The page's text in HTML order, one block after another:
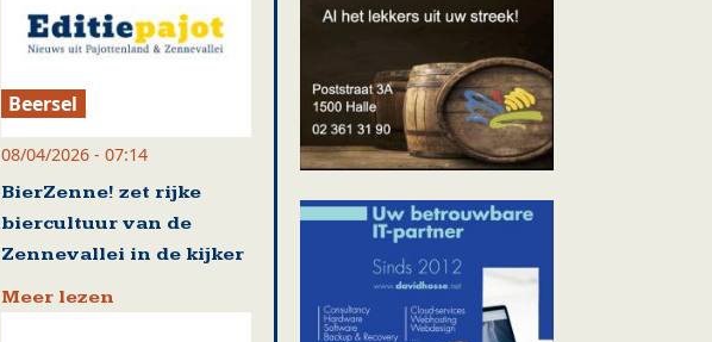
Beersel
08/04/2026 - 07:14
BierZenne! zet rijke
biercultuur van de
Zennevallei in de kijker
Meer lezen